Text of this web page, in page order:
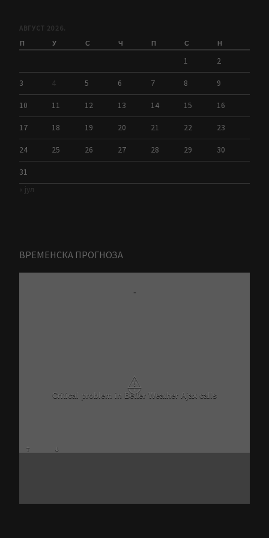
АВГУСТ 2026.
П У С Ч П С Н
1 2
3 4 5 6 7 8 9
10 11 12 13 14 15 16
17 18 19 20 21 22 23
24 25 26 27 28 29 30
31
« јул
ВРЕМЕНСКА ПРОГНОЗА
-
⚠
Critical problem in Better Weather Ajax calls